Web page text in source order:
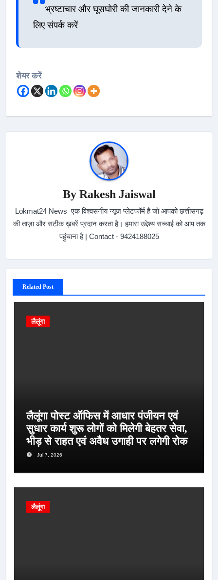
भ्रष्टाचार और घूसघोरी की जानकारी देने के
लिए संपर्क करें
शेयर करें
By Rakesh Jaiswal
Lokmat24 News एक विश्वसनीय न्यूज़ प्लेटफॉर्म है जो आपको छत्तीसगढ़
की ताज़ा और सटीक ख़बरें प्रदान करता है। हमारा उद्देश्य सच्चाई को आप तक
पहुंचाना है | Contact - 9424188025
Related Post
लैलूंगा
लैलूंगा पोस्ट ऑफिस में आधार पंजीयन एवं
सुधार कार्य शुरू लोगों को मिलेगी बेहतर सेवा,
भीड़ से राहत एवं अवैध उगाही पर लगेगी रोक
Jul 7, 2026
लैलूंगा